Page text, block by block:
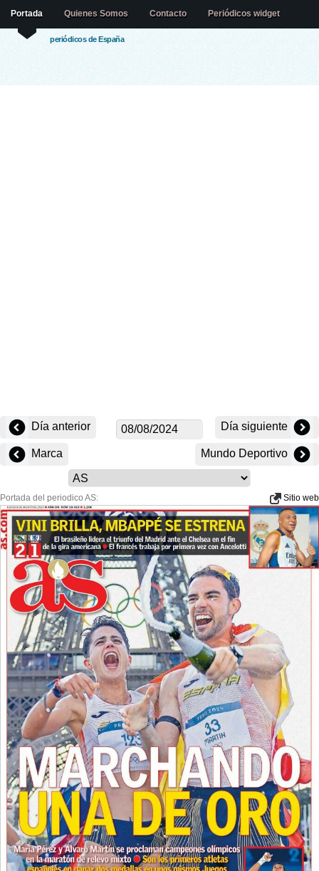
periódicos de España
Portada Quienes Somos Contacto Periódicos widget
Día anterior Día siguiente
Marca Mundo Deportivo
Portada del periodico AS: Sitio web